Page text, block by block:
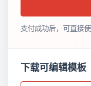
支付成功后，可直接
下载可编辑模板